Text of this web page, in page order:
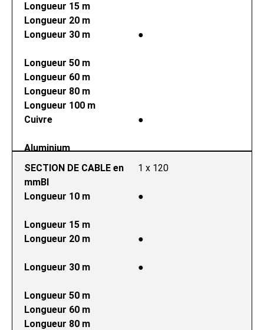
Longueur 15 m
Longueur 20 m
Longueur 30 m
●
Longueur 50 m
Longueur 60 m
Longueur 80 m
Longueur 100 m
Cuivre
●
Aluminium
SECTION DE CABLE en
mmВІ
1 x 120
Longueur 10 m ●
Longueur 15 m
Longueur 20 m
●
Longueur 30 m ●
Longueur 50 m
Longueur 60 m
Longueur 80 m